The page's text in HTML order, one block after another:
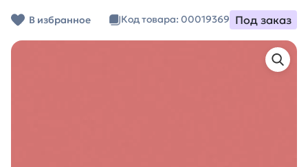
В избранное Код товара: 00019369 Под заказ